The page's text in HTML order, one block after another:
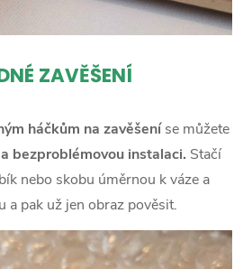
ZAVĚŠENÍ
háčkům na zavěšeníse můžete
bezproblémovou instalaci. Stačí
nebo skobu úměrnou k váze a
a pak už jen obraz pověsit.